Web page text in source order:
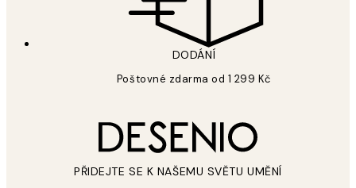
DODÁNÍ
Poštovné zdarma od 1 299 Kč
PŘIDEJTE SE K NAŠEMU SVĚTU UMĚNÍ